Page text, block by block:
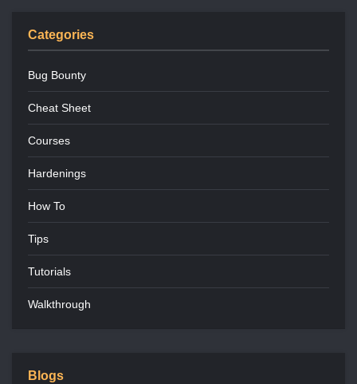
Categories
Bug Bounty
Cheat Sheet
Courses
Hardenings
How To
Tips
Tutorials
Walkthrough
Blogs